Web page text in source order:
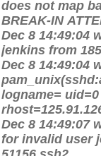
does not map
BREAK-IN
Dec 8 14:49:04
jenkins from
Dec 8 14:49:04
logname=
Dec 8 14:49:07
for invalid user